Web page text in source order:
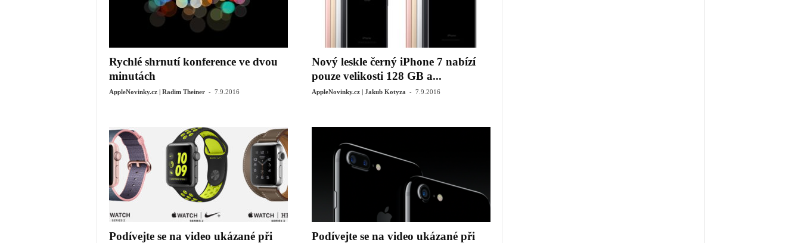
Rychlé shrnutí konference ve dvou
minutách
AppleNovinky.cz | Radim Theiner - 7.9.2016
Nový leskle černý iPhone 7 nabízí
pouze velikosti 128 GB a...
AppleNovinky.cz | Jakub Kotyza - 7.9.2016
Podívejte se na video ukázané při
Podívejte se na video ukázané při